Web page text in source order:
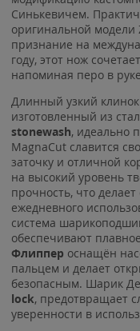
Синькевичем.
оригинальной модели
признание на
году, этот нож
напоминая перо в
Длинный узкий
изготовленный из
stonewash, идеально
MagnaCut славится
заточку и отличной
на высокий уровень
прочность, что
ежедневного
система
обеспечивают
Флиппер оснащён
пальцем и делает
безопасным. Шарик
lock, предотвращает
уверенности в